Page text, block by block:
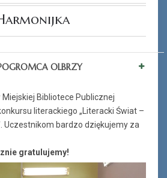
OLBRZY
Miejskiej Bibliotece Publicznej
literackiego „Literacki Świat –
Uczestnikom bardzo dziękujemy za
gratulujemy!